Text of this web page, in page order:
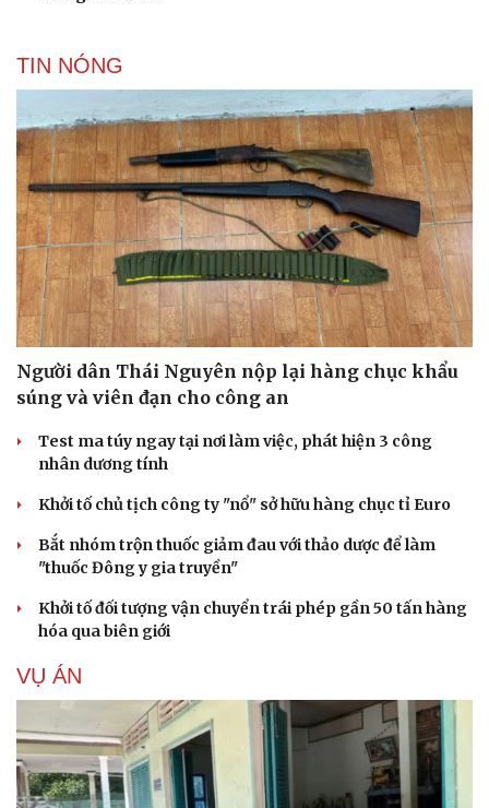
Du lịch
Tư vấn
Săn Tour
check-in
Podcast
Câu chuyện thời sự
Đọc truyện đêm khuya
Cửa sổ tình yêu
Kể chuyện cho bé
Hạt giống tâm hồn
TIN NÓNG
Người dân Thái Nguyên nộp lại hàng chục khẩu
súng và viên đạn cho công an
Test ma túy ngay tại nơi làm việc, phát hiện 3 công
nhân dương tính
Khởi tố chủ tịch công ty "nổ" sở hữu hàng chục tỉ Euro
Bắt nhóm trộn thuốc giảm đau với thảo dược để làm
"thuốc Đông y gia truyền"
Khởi tố đối tượng vận chuyển trái phép gần 50 tấn hàng
hóa qua biên giới
VỤ ÁN